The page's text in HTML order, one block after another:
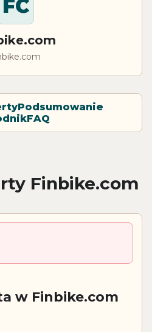
FC
Podsumowanie
FAQ
Finbike.com
w Finbike.com